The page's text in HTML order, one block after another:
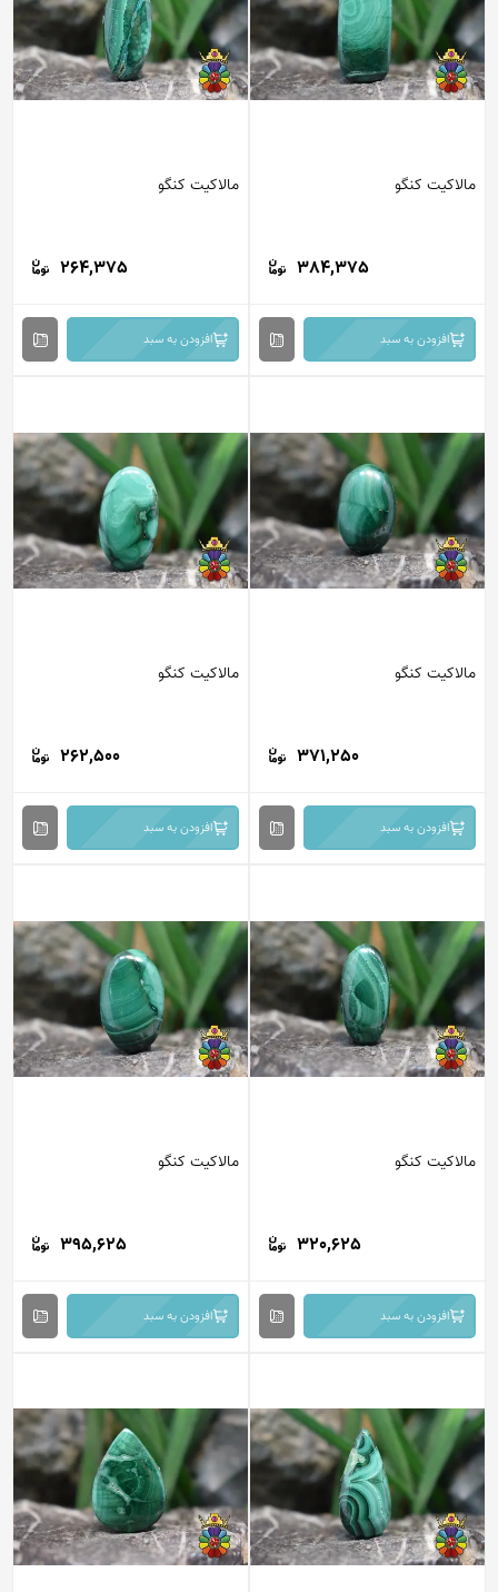
مالاکیت کنگو
384,375
افزودن به سبد
مالاکیت کنگو
264,375
افزودن به سبد
مالاکیت کنگو
371,250
افزودن به سبد
مالاکیت کنگو
262,500
افزودن به سبد
مالاکیت کنگو
320,625
افزودن به سبد
مالاکیت کنگو
395,625
افزودن به سبد